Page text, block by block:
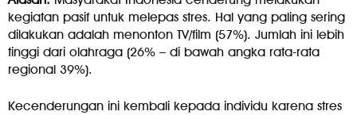
kegiatan pasif untuk melepas stres. Hal yang paling sering
dilakukan adalah menonton TV/film (57%). Jumlah ini lebih
tinggi dari olahraga (26% – di bawah angka rata-rata
regional 39%).
Kecenderungan ini kembali kepada individu karena stres